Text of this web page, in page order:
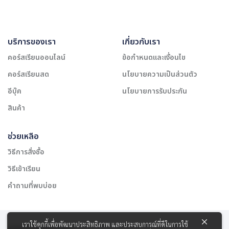
บริการของเรา
คอร์สเรียนออนไลน์
คอร์สเรียนสด
อีบุ๊ค
สินค้า
เกี่ยวกับเรา
ข้อกำหนดและเงื่อนไข
นโยบายความเป็นส่วนตัว
นโยบายการรับประกัน
ช่วยเหลือ
วิธีการสั่งซื้อ
วิธีเข้าเรียน
คำถามที่พบบ่อย
เราใช้คุกกี้เพื่อพัฒนาประสิทธิภาพ และประสบการณ์ที่ดีในการใช้